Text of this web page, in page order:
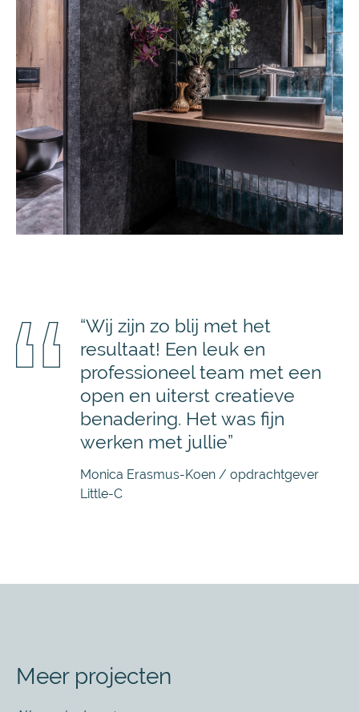
“Wij zijn zo blij met het
resultaat! Een leuk en
professioneel team met een
open en uiterst creatieve
benadering. Het was fijn
werken met jullie”
Monica Erasmus-Koen / opdrachtgever
Little-C
Meer projecten